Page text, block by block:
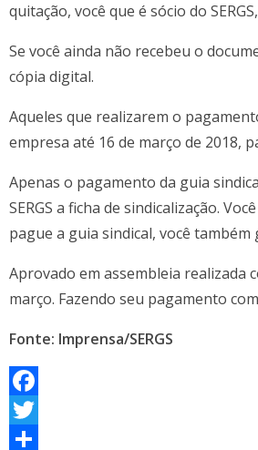
quitação, você que é sócio do
Se você ainda não recebeu o
cópia digital.
Aqueles que realizarem o
empresa até 16 de março de 2018,
Apenas o pagamento da guia
SERGS a ficha de sindicalização.
pague a guia sindical, você
Aprovado em assembleia realizada
março. Fazendo seu pagamento
Fonte: Imprensa/SERGS
F
aT